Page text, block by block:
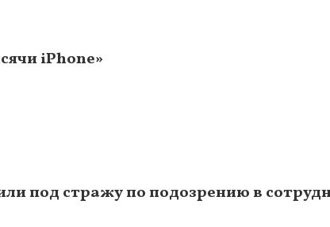
iPhone»
под стражу по подозрению в